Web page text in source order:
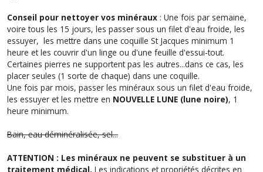
Conseil pour nettoyer vos minéraux : Une fois par semaine,
voire tous les 15 jours, les passer sous un filet d'eau froide, les
essuyer, les mettre dans une coquille St Jacques minimum 1
heure et les couvrir d'un linge ou d'une feuille d'essui-tout.
Certaines pierres ne supportent pas les autres...dans ce cas, les
placer seules (1 sorte de chaque) dans une coquille.
Une fois par mois, passer les minéraux sous un filet d'eau froide,
les essuyer et les mettre en NOUVELLE LUNE (lune noire), 1
heure minimum.
Bain, eau déminéralisée, sel...
ATTENTION : Les minéraux ne peuvent se substituer à un
traitement médical. Les indications et propriétés décrites en